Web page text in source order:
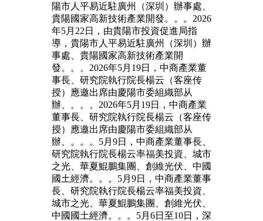
陽市人平易近駐廣州（深圳）辦事處、
貴陽國家高新技術產業開發。。。2026
年5月22日，由貴陽市投資促進局指
導，貴陽市人平易近駐廣州（深圳）辦
事處、貴陽國家高新技術產業開
發。。。2026年5月19日，中商產業董
事長、研究院執行院長楊云（客座传
授）應邀出席由慶陽市委組織部从
辦、。。。2026年5月19日，中商產業
董事長、研究院執行院長楊云（客座传
授）應邀出席由慶陽市委組織部从
辦、。。。5月9日，中商產業董事長、
研究院執行院長楊云率福美投資、城市
之光、華夏鯤鵬集團、創維光伏、中國
國土經濟。。。5月9日，中商產業董事
長、研究院執行院長楊云率福美投資、
城市之光、華夏鯤鵬集團、創維光伏、
中國國土經濟。。。5月6日至10日，深